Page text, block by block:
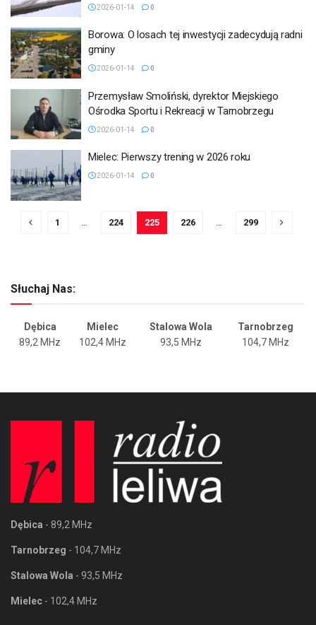
2026-01-14 0
Borowa: O losach tej inwestycji zadecydują radni
gminy
2026-01-14 0
Przemysław Smoliński, dyrektor Miejskiego
Ośrodka Sportu i Rekreacji w Tarnobrzegu
2026-01-14 0
Mielec: Pierwszy trening w 2026 roku
2026-01-14 0
1 224 225 226 299
Słuchaj Nas:
Dębica Mielec Stalowa Wola
Tarnobrzeg
89,2 MHz
102,4 MHz 93,5 MHz 104,7 MHz
Dębica - 89,2 MHz
Tarnobrzeg - 104,7 MHz
Stalowa Wola - 93,5 MHz
Mielec - 102,4 MHz